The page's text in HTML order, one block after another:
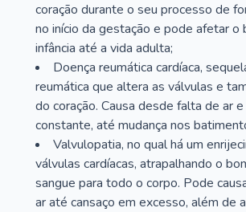
coração durante o seu processo de
no início da gestação e pode afetar o
infância até a vida adulta;
Doença reumática cardíaca,
reumática que altera as válvulas e
do coração. Causa desde falta de ar e
constante, até mudança nos
Valvulopatia, no qual há um
válvulas cardíacas, atrapalhando o
sangue para todo o corpo. Pode
ar até cansaço em excesso, além de